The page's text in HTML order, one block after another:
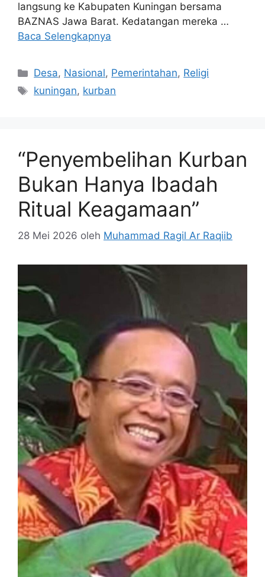
langsung ke Kabupaten Kuningan bersama
BAZNAS Jawa Barat. Kedatangan mereka …
Baca Selengkapnya
Kategori
Desa, Nasional, Pemerintahan, Religi
Tag
kuningan, kurban
“Penyembelihan Kurban
Bukan Hanya Ibadah
Ritual Keagamaan”
28 Mei 2026 oleh Muhammad Ragil Ar Raqiib